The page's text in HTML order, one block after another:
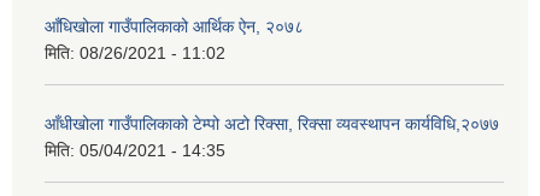
आँधिखोला गाउँपालिकाको आर्थिक ऐन, २०७८
मिति: 08/26/2021 - 11:02
आँधीखोला गाउँपालिकाको टेम्पो अटो रिक्सा, रिक्सा व्यवस्थापन कार्यविधि,२०७७
मिति: 05/04/2021 - 14:35